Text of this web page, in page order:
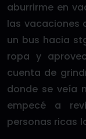
aburrirme en
las vacaciones
un bus hacia
ropa y
cuenta de
donde se veía
empecé a
personas ricas